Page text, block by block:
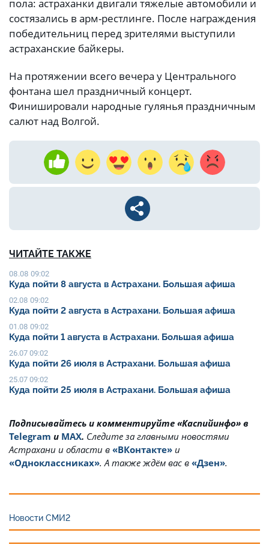
пола: астраханки двигали тяжелые автомобили и
состязались в арм-рестлинге. После награждения
победительниц перед зрителями выступили
астраханские байкеры.
На протяжении всего вечера у Центрального
фонтана шел праздничный концерт.
Финишировали народные гулянья праздничным
салют над Волгой.
ЧИТАЙТЕ ТАКЖЕ
08.08 09:02
Куда пойти 8 августа в Астрахани. Большая афиша
02.08 09:02
Куда пойти 2 августа в Астрахани. Большая афиша
01.08 09:02
Куда пойти 1 августа в Астрахани. Большая афиша
26.07 09:02
Куда пойти 26 июля в Астрахани. Большая афиша
25.07 09:02
Куда пойти 25 июля в Астрахани. Большая афиша
Подписывайтесь и комментируйте «Каспийинфо» в
Telegram и MAX. Cледите за главными новостями
Астрахани и области в «ВКонтакте» и
«Одноклассниках». А также ждём вас в «Дзен».
Новости СМИ2